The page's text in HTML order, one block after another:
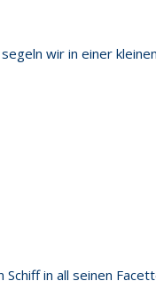
wir in einer
in all seinen